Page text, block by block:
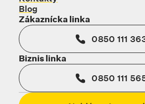
Blog
Zákaznícka linka
0850 111
Biznis linka
0850 111